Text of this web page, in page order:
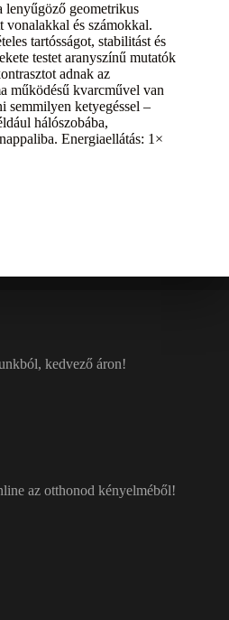
lenyűgöző geometrikus
vonalakkal és számokkal.
tartósságot, stabilitást és
testet aranyszínű mutatók
adnak az
működésű kvarcművel van
semmilyen ketyegéssel –
hálószobába,
Energiaellátás: 1×
kedvező áron!
az otthonod kényelméből!